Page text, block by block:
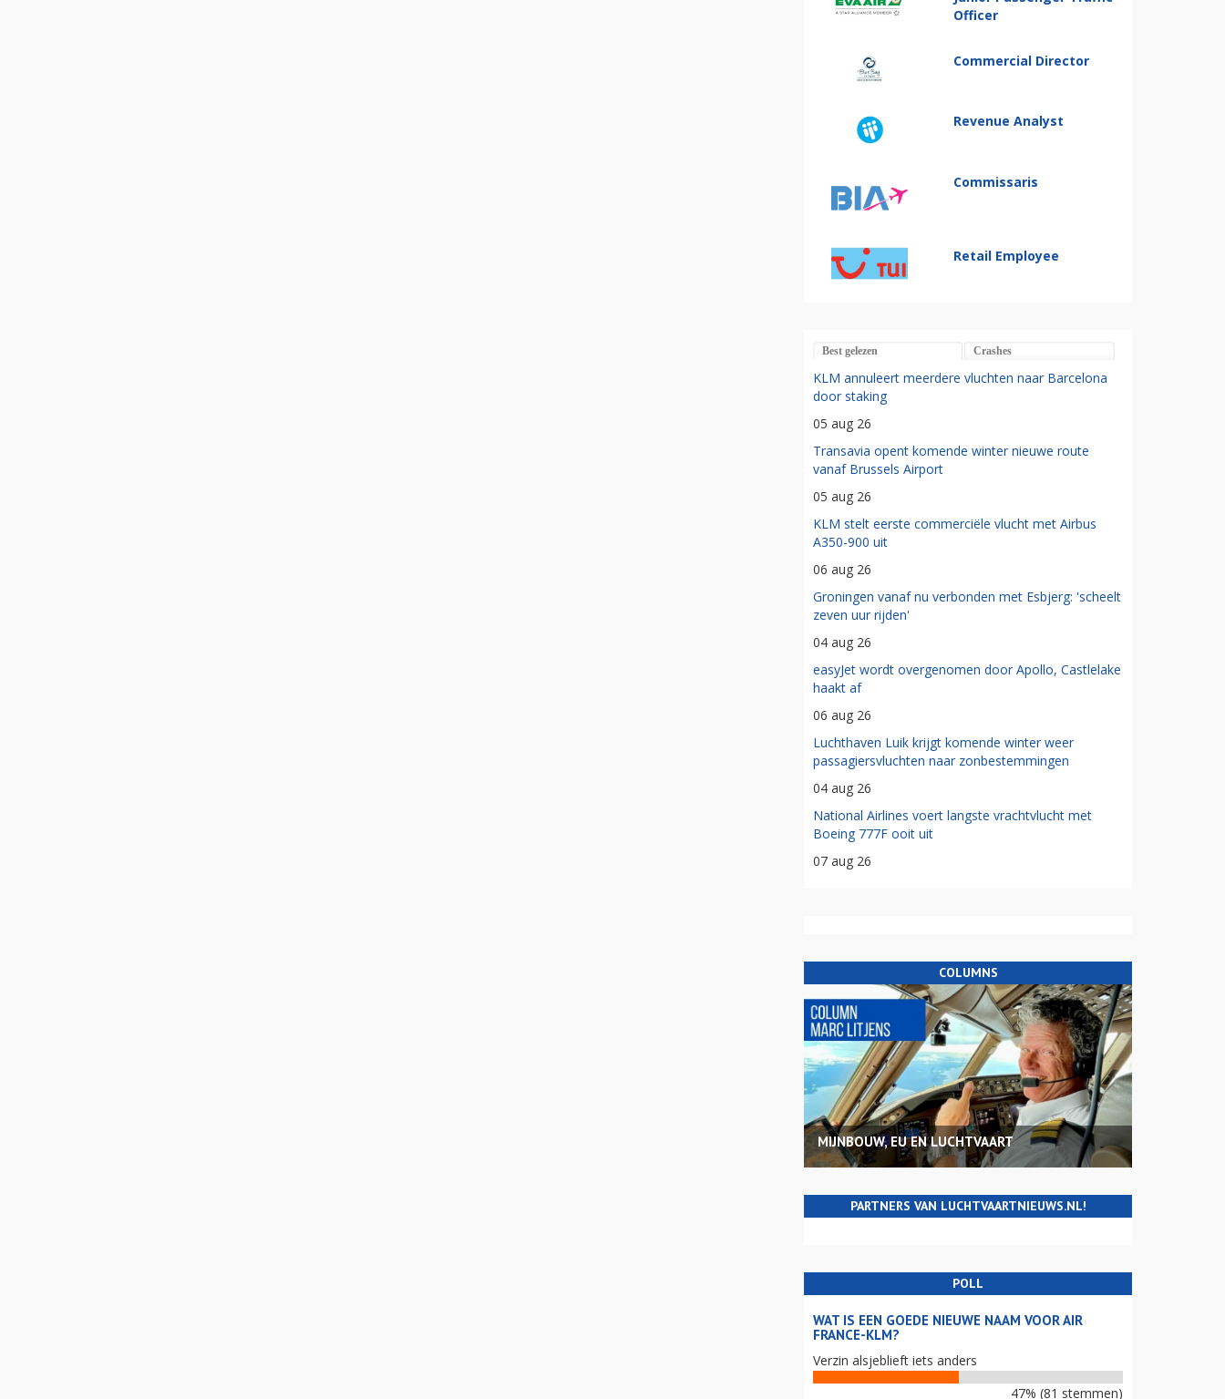
Officer
Commercial Director
Revenue Analyst
Commissaris
Retail Employee
Best gelezen Crashes
KLM annuleert meerdere vluchten naar Barcelona
door staking
05 aug 26
Transavia opent komende winter nieuwe route
vanaf Brussels Airport
05 aug 26
KLM stelt eerste commerciële vlucht met Airbus
A350-900 uit
06 aug 26
Groningen vanaf nu verbonden met Esbjerg: 'scheelt
zeven uur rijden'
04 aug 26
easyJet wordt overgenomen door Apollo, Castlelake
haakt af
06 aug 26
Luchthaven Luik krijgt komende winter weer
passagiersvluchten naar zonbestemmingen
04 aug 26
National Airlines voert langste vrachtvlucht met
Boeing 777F ooit uit
07 aug 26
COLUMNS
MIJNBOUW, EU EN LUCHTVAART
PARTNERS VAN LUCHTVAARTNIEUWS.NL!
POLL
WAT IS EEN GOEDE NIEUWE NAAM VOOR AIR
FRANCE-KLM?
Verzin alsjeblieft iets anders
47% (81 stemmen)